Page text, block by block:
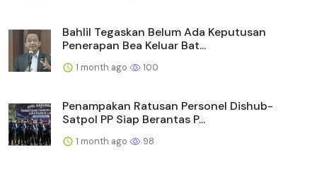
Bahlil Tegaskan Belum Ada Keputusan
Penerapan Bea Keluar Bat...
1 month ago 100
Penampakan Ratusan Personel Dishub-
Satpol PP Siap Berantas P...
1 month ago 98